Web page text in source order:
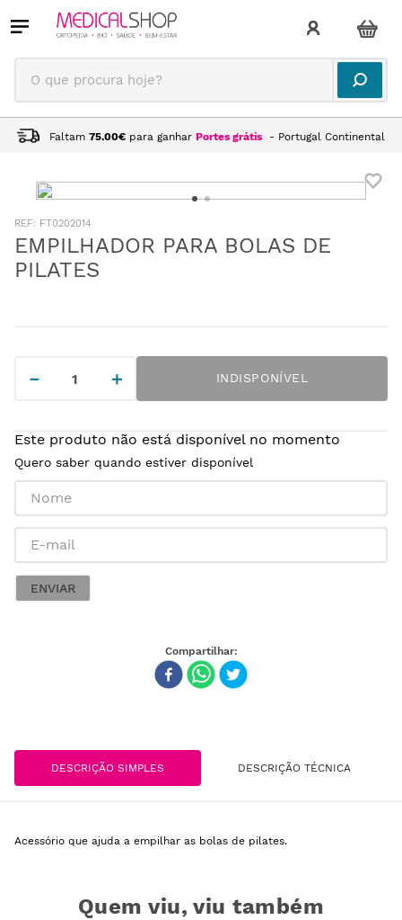
O que procura hoje?
Faltam 75.00€ para ganhar Portes grátis - Portugal Continental
: FT0202014
EMPILHADOR PARA BOLAS DE
PILATES
＋
－ INDISPONÍVEL
Este produto não está disponível no momento
Quero saber quando estiver disponível
ENVIAR
DESCRIÇÃO SIMPLES DESCRIÇÃO TÉCNICA
Acessório que ajuda a empilhar as bolas de pilates.
Quem viu, viu também